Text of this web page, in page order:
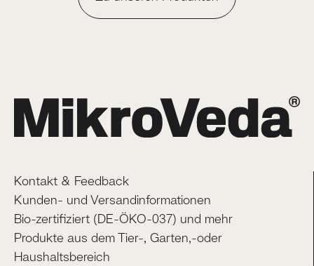
Kontakt & Feedback
Kunden- und Versandinformationen
Bio-zertifiziert (DE-ÖKO-037) und mehr
Produkte aus dem Tier-, Garten,-oder
Haushaltsbereich